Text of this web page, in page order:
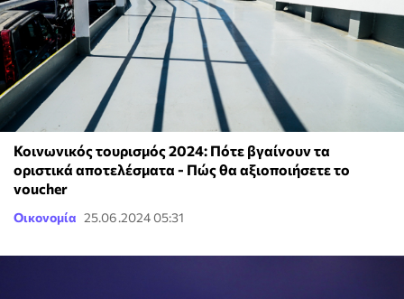
Κοινωνικός τουρισμός 2024: Πότε βγαίνουν τα
οριστικά αποτελέσματα - Πώς θα αξιοποιήσετε το
voucher
Οικονομία 25.06.2024 05:31